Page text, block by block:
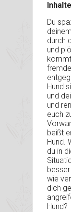
Inhalte
Du
durch
und
Hund
und
und
euch
beißt
Hund.
du in
wie
dich
Hund?